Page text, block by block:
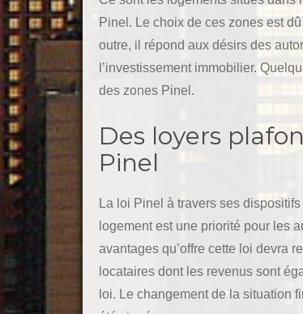
Pinel. Le choix de ces zones est
outre, il répond aux désirs des
l’investissement immobilier.
des zones Pinel.
Des loyers
Pinel
La loi Pinel à travers ses
logement est une priorité pour les
avantages qu’offre cette loi devra
locataires dont les revenus sont
loi. Le changement de la situation